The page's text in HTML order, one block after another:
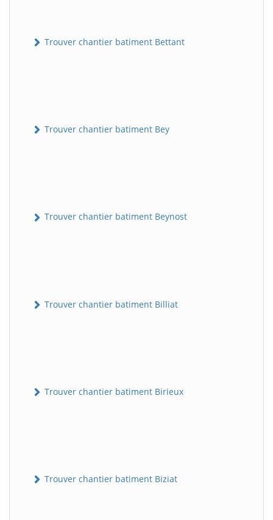
Trouver chantier batiment Bettant
Trouver chantier batiment Bey
Trouver chantier batiment Beynost
Trouver chantier batiment Billiat
Trouver chantier batiment Birieux
Trouver chantier batiment Biziat